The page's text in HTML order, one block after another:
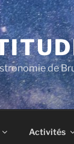
de
Activités